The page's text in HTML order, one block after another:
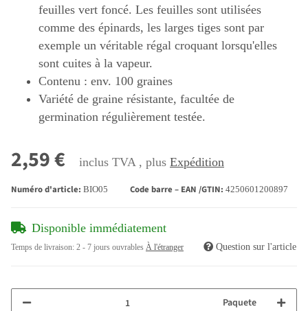
feuilles vert foncé. Les feuilles sont utilisées
comme des épinards, les larges tiges sont par
exemple un véritable régal croquant lorsqu'elles
sont cuites à la vapeur.
Contenu : env. 100 graines
Variété de graine résistante, facultée de
germination régulièrement testée.
2,59 € inclus TVA , plus Expédition
Numéro d'article: BIO05 Code barre – EAN /GTIN: 4250601200897
Disponible immédiatement
Temps de livraison: 2 - 7 jours ouvrables À l'étranger Question sur l'article
Paquete